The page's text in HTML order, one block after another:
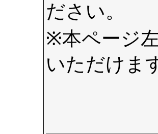
ださい。
※本ページ
いただけま